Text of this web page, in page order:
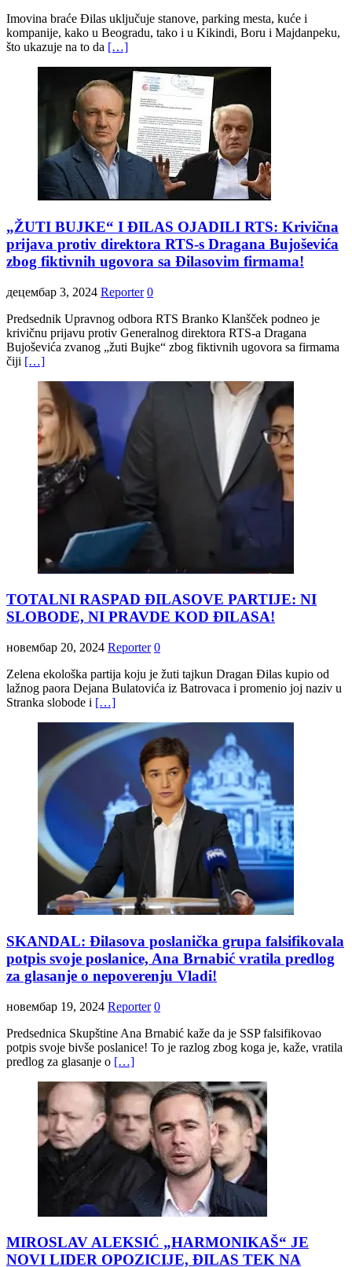
Imovina braće Đilas uključuje stanove, parking mesta, kuće i
kompanije, kako u Beogradu, tako i u Kikindi, Boru i Majdanpeku,
što ukazuje na to da […]
„ŽUTI BUJKE“ I ĐILAS OJADILI RTS: Krivična
prijava protiv direktora RTS-s Dragana Bujoševića
zbog fiktivnih ugovora sa Đilasovim firmama!
децембар 3, 2024 Reporter 0
Predsednik Upravnog odbora RTS Branko Klanšček podneo je
krivičnu prijavu protiv Generalnog direktora RTS-a Dragana
Bujoševića zvanog „žuti Bujke“ zbog fiktivnih ugovora sa firmama
čiji […]
TOTALNI RASPAD ĐILASOVE PARTIJE: NI
SLOBODE, NI PRAVDE KOD ĐILASA!
новембар 20, 2024 Reporter 0
Zelena ekološka partija koju je žuti tajkun Dragan Đilas kupio od
lažnog paora Dejana Bulatovića iz Batrovaca i promenio joj naziv u
Stranka slobode i […]
SKANDAL: Đilasova poslanička grupa falsifikovala
potpis svoje poslanice, Ana Brnabić vratila predlog
za glasanje o nepoverenju Vladi!
новембар 19, 2024 Reporter 0
Predsednica Skupštine Ana Brnabić kaže da je SSP falsifikovao
potpis svoje bivše poslanice! To je razlog zbog koga je, kaže, vratila
predlog za glasanje o […]
MIROSLAV ALEKSIĆ „HARMONIKAŠ“ JE
NOVI LIDER OPOZICIJE, ĐILAS TEK NA